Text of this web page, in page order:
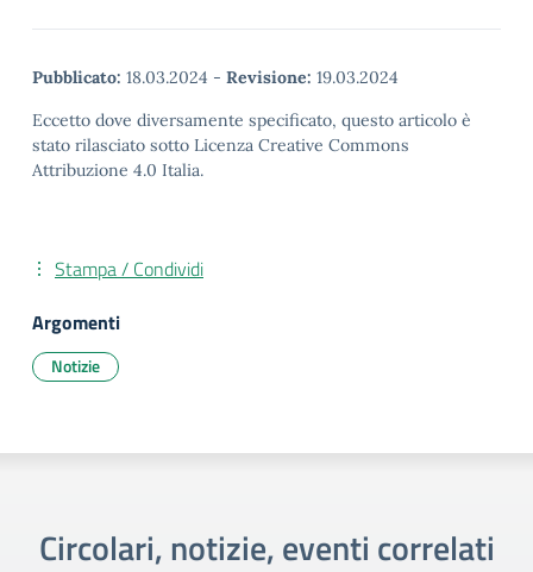
Pubblicato: 18.03.2024 - Revisione: 19.03.2024
Eccetto dove diversamente specificato, questo articolo è
stato rilasciato sotto Licenza Creative Commons
Attribuzione 4.0 Italia.
Stampa / Condividi
Argomenti
Notizie
Circolari, notizie, eventi correlati